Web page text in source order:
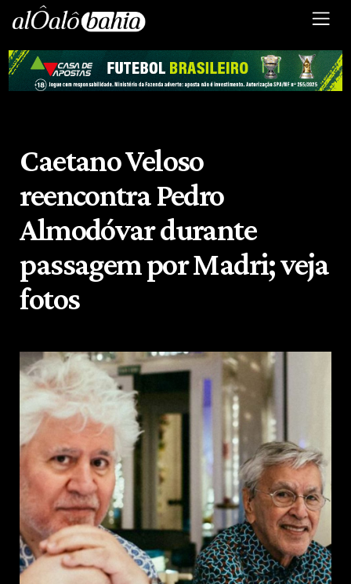
Caetano Veloso
reencontra Pedro
Almodóvar durante
passagem por Madri; veja
fotos